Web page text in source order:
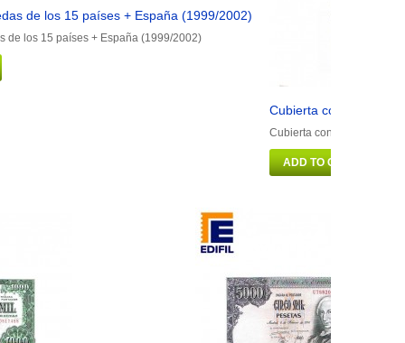
de los 15 países + España (1999/2002)
de los 15 países + España (1999/2002)
Cubierta con funda (6
Cubierta con funda (6
ADD TO CART